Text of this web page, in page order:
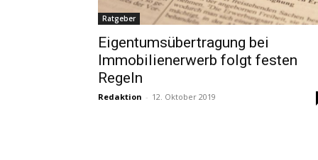
Ratgeber
Eigentumsübertragung bei
Immobilienerwerb folgt festen
Regeln
Redaktion - 12. Oktober 2019